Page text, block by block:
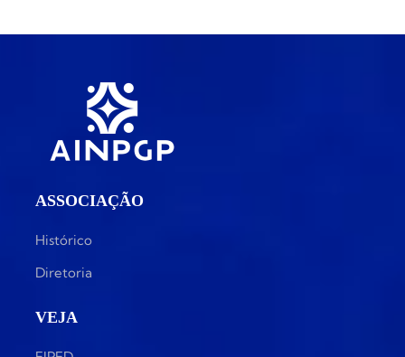
ASSOCIAÇÃO
Histórico
Diretoria
VEJA